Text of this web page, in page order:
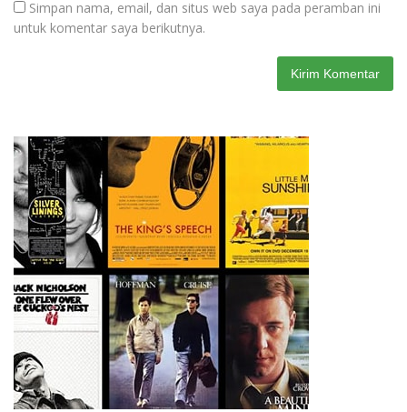
Simpan nama, email, dan situs web saya pada peramban ini
untuk komentar saya berikutnya.